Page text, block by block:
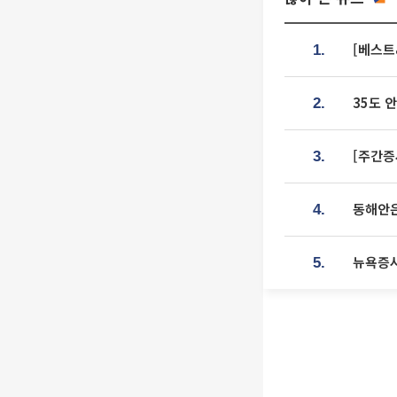
1. [베스
2. 35도
3. [주간
4. 동해안
5. 뉴욕증